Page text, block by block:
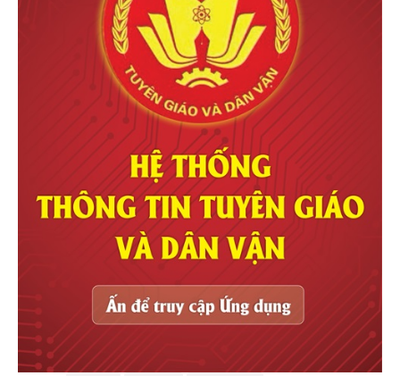
Combo trọn vẹn cảm giác ngay
eSIM du lịch Hong Kong